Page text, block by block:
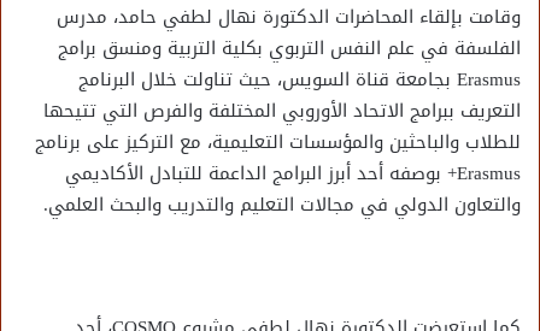
وقامت بإلقاء المحاضرات الدكتورة نهال لطفي حامد، مدرس
الفلسفة في علم النفس التربوي بكلية التربية ومنسق برامج
Erasmus بجامعة قناة السويس، حيث تناولت خلال البرنامج
التعريف ببرامج الاتحاد الأوروبي المختلفة والفرص التي تتيحها
للطلاب والباحثين والمؤسسات التعليمية، مع التركيز على برنامج
Erasmus+ بوصفه أحد أبرز البرامج الداعمة للتبادل الأكاديمي
والتعاون الدولي في مجالات التعليم والتدريب والبحث العلمي.